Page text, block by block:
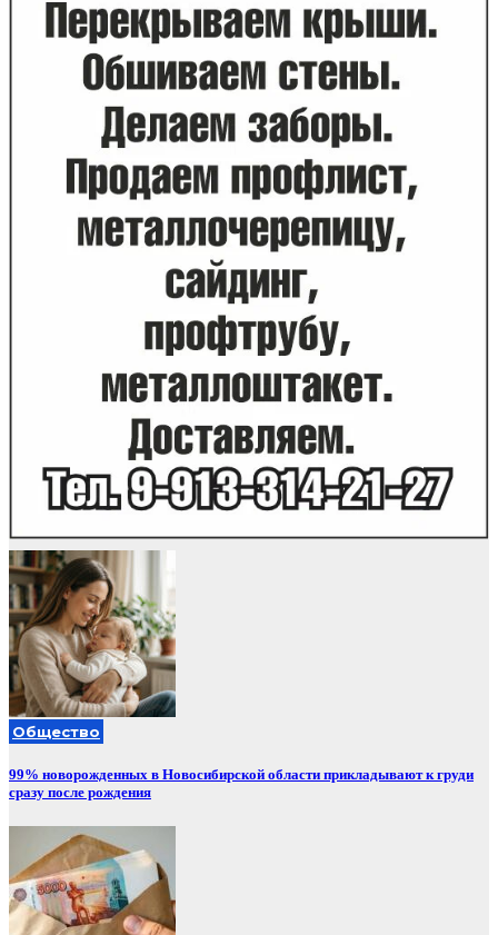
Общество
99% новорожденных в Новосибирской области прикладывают к груди
сразу после рождения